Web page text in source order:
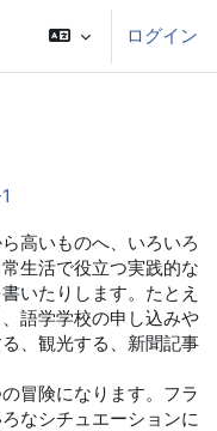
ログイン
高いものへ、いろいろ
生活で役立つ実践的な
いたりします。たとえ
語学学校の申し込みや
、観光する、新聞記事
冒険になります。フラ
なシチュエーションに